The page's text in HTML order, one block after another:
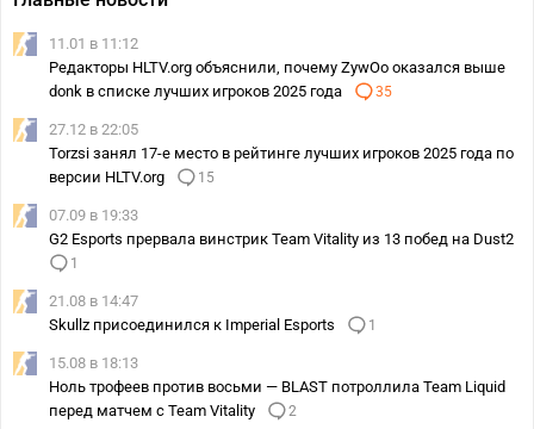
11.01 в 11:12
Редакторы HLTV.org объяснили, почему ZywOo оказался выше
donk в списке лучших игроков 2025 года
35
27.12 в 22:05
Torzsi занял 17-е место в рейтинге лучших игроков 2025 года по
версии HLTV.org
15
07.09 в 19:33
G2 Esports прервала винстрик Team Vitality из 13 побед на Dust2
1
21.08 в 14:47
Skullz присоединился к Imperial Esports
1
15.08 в 18:13
Ноль трофеев против восьми — BLAST потроллила Team Liquid
перед матчем с Team Vitality
2